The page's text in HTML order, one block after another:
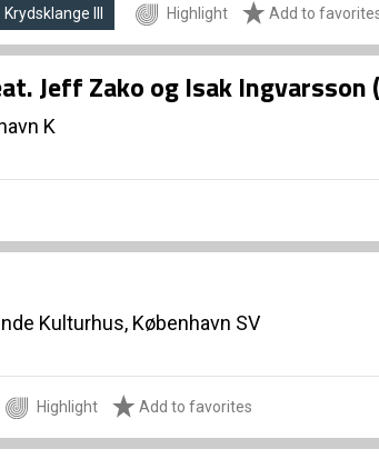
Krydsklange III Highlight Add to
Jeff Zako og Isak Ingvarsson
K
Kulturhus, København SV
Highlight Add to favorites